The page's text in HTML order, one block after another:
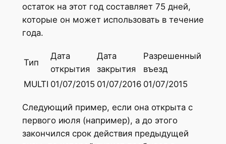
остаток на этот год составляет 75 дней,
которые он может использовать в течение
года.
Тип
Дата
открытия
Дата
закрытия
Разрешенный
въезд
MULTI 01/07/2015 01/07/2016 01/07/2015
Следующий пример, если она открыта с
первого июля (например), а до этого
закончился срок действия предыдущей